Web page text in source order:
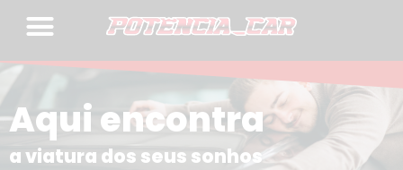
Aqui encontra
a viatura dos seus sonhos